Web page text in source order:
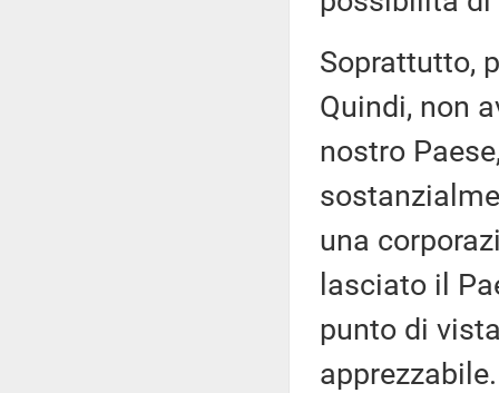
Soprattutto,
Quindi, non
nostro
una
lasciato il
punto di
apprezzabile.